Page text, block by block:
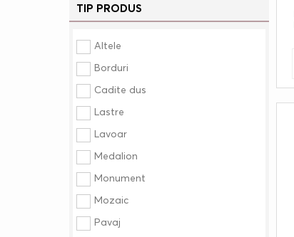
TIP PRODUS
Altele
Borduri
Cadite dus
Lastre
Lavoar
Medalion
Monument
Mozaic
Pavaj